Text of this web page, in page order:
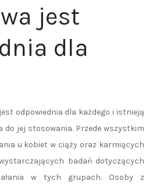
jest
dla
odpowiednia dla każdego i istnieją
do jej stosowania. Przede wszystkim
u kobiet w ciąży oraz karmiących
badań dotyczących
w tych grupach. Osoby z